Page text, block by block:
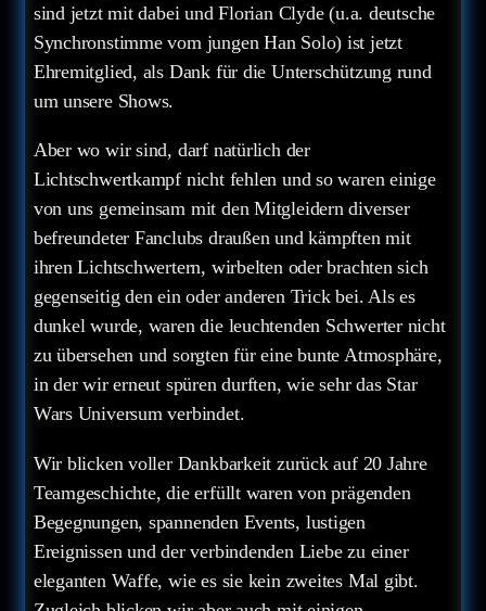
sind jetzt mit dabei und Florian Clyde (u.a. deutsche
Synchronstimme vom jungen Han Solo) ist jetzt
Ehremitglied, als Dank für die Unterschützung rund
um unsere Shows.
Aber wo wir sind, darf natürlich der
Lichtschwertkampf nicht fehlen und so waren einige
von uns gemeinsam mit den Mitgleidern diverser
befreundeter Fanclubs draußen und kämpften mit
ihren Lichtschwertern, wirbelten oder brachten sich
gegenseitig den ein oder anderen Trick bei. Als es
dunkel wurde, waren die leuchtenden Schwerter nicht
zu übersehen und sorgten für eine bunte Atmosphäre,
in der wir erneut spüren durften, wie sehr das Star
Wars Universum verbindet.
Wir blicken voller Dankbarkeit zurück auf 20 Jahre
Teamgeschichte, die erfüllt waren von prägenden
Begegnungen, spannenden Events, lustigen
Ereignissen und der verbindenden Liebe zu einer
eleganten Waffe, wie es sie kein zweites Mal gibt.